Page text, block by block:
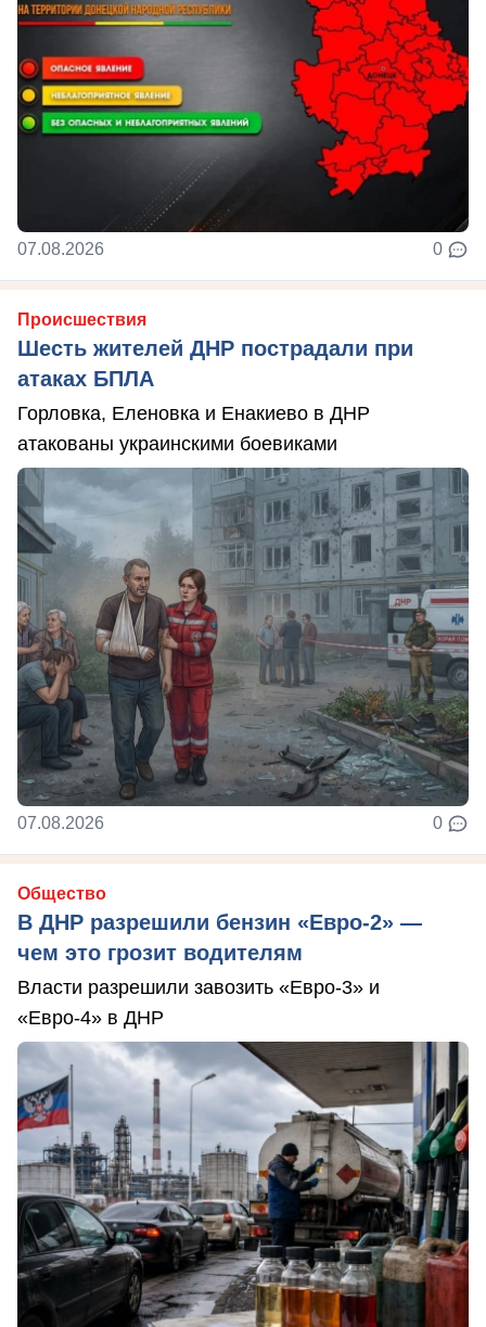
07.08.2026 0
Происшествия
Шесть жителей ДНР пострадали при
атаках БПЛА
Горловка, Еленовка и Енакиево в ДНР
атакованы украинскими боевиками
07.08.2026 0
Общество
В ДНР разрешили бензин «Евро-2» —
чем это грозит водителям
Власти разрешили завозить «Евро-3» и
«Евро-4» в ДНР